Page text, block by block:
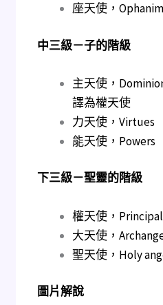
座天使，
中三級－子的階級
主天使，
譯為權天使
力天使，Virtues
能天使，Powers
下三級－聖靈的階級
權天使，
大天使，
聖天使，Holy
圖片解說